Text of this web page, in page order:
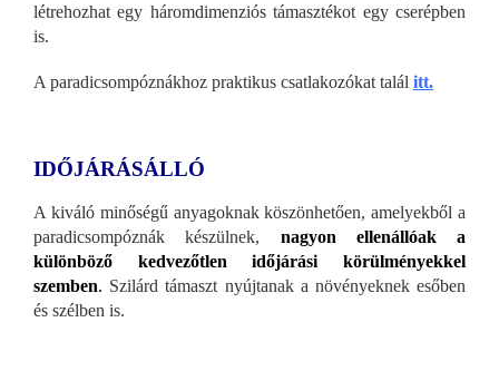
létrehozhat egy háromdimenziós támasztékot egy cserépben
is.
A paradicsompóznákhoz praktikus csatlakozókat talál itt.
IDŐJÁRÁSÁLLÓ
A kiváló minőségű anyagoknak köszönhetően, amelyekből a
paradicsompóznák készülnek, nagyon ellenállóak a
különböző kedvezőtlen időjárási körülményekkel
szemben. Szilárd támaszt nyújtanak a növényeknek esőben
és szélben is.